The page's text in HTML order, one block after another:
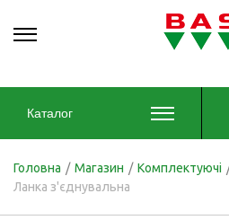
Каталог
Головна / Магазин / Комплектуючі
Ланка з'єднувальна